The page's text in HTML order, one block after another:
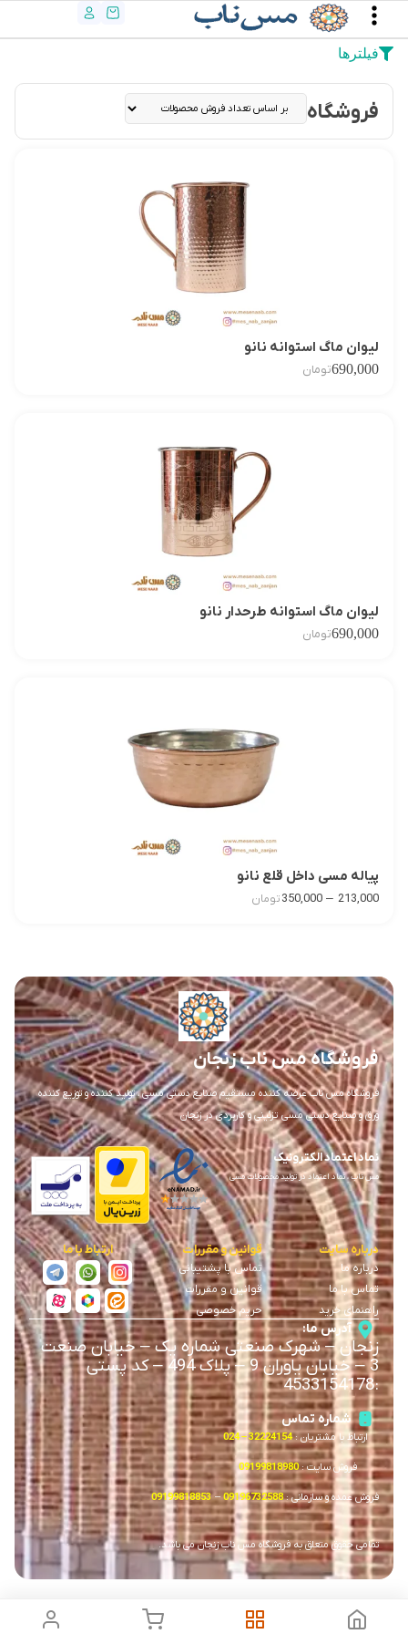
فیلترها
فروشگاه
لیوان ماگ استوانه نانو
690,000تومان
لیوان ماگ استوانه طرحدار نانو
690,000تومان
پیاله مسی داخل قلع نانو
213,000
–
350,000تومان
فروشگاه مس ناب زنجان
فروشگاه مس ناب عرضه کننده مستقیم صنایع دستی مسی ، تولید کننده و توزیع کننده
ورق و صنایع دستی مسی تزئینی و کاربردی در زنجان
نماد اعتماد الکترونیک
مس ناب ، نماد اعتماد در تولید محصولات مسی
درباره سایت
درباره ما
تماس با ما
راهنمای خرید
قوانین و مقررات
تماس با پشتیبانی
قوانین و مقررات
حریم خصوصی
ارتباط با ما
آدرس ما:
زنجان–شهرک صنعتی شماره یک–خیابان صنعت
3
–خیابان یاوران 9 –
پلاک 494 – کد پستی
:
4533154178
شماره تماس
ارتباط با مشتریان : 32224154 – 024
فروش سایت :09199818980
فروش عمده و سازمانی :09196732588
–
09199818853
تمامی حقوق متعلق به فروشگاه مس ناب زنجان می باشد.